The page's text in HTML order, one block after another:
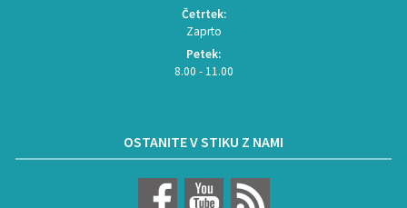
Četrtek:
Zaprto
Petek:
8.00 - 11.00
OSTANITE V STIKU Z NAMI